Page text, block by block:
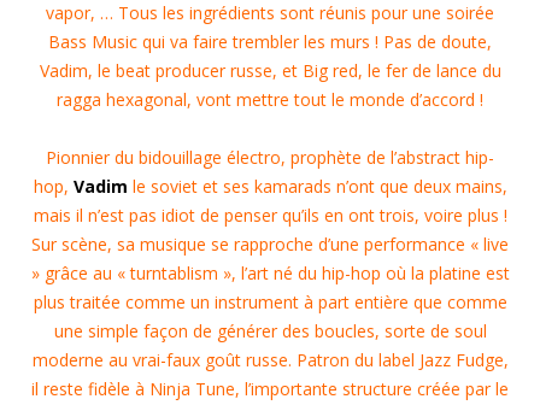
vapor, … Tous les ingrédients sont réunis pour une soirée
Bass Music qui va faire trembler les murs ! Pas de doute,
Vadim, le beat producer russe, et Big red, le fer de lance du
ragga hexagonal, vont mettre tout le monde d’accord !
Pionnier du bidouillage électro, prophète de l’abstract hip-
hop, Vadim le soviet et ses kamarads n’ont que deux mains,
mais il n’est pas idiot de penser qu’ils en ont trois, voire plus !
Sur scène, sa musique se rapproche d’une performance « live
» grâce au « turntablism », l’art né du hip-hop où la platine est
plus traitée comme un instrument à part entière que comme
une simple façon de générer des boucles, sorte de soul
moderne au vrai-faux goût russe. Patron du label Jazz Fudge,
il reste fidèle à Ninja Tune, l’importante structure créée par le